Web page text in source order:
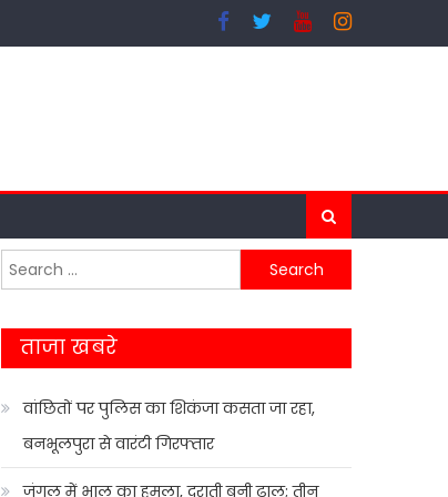
Search
for:
ताजा खबरे
वांछितों पर पुलिस का शिकंजा कसता जा रहा,
बनभूलपुरा से वारंटी गिरफ्तार
जंगल में भालू का हमला, दराती बनी ढाल; तीन